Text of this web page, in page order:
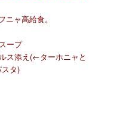
ニャ高給食。
ープ
ス添え(←ターホニャと
タ)